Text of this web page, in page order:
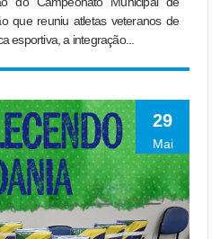
que reuniu atletas veteranos de
esportiva, a integração...
29
Mai